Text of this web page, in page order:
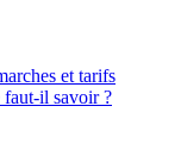
et tarifs
faut-il savoir ?